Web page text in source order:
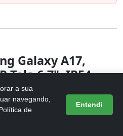
Galaxy A17,
Tela 6.7", IP54 -
a sua
navegando,
de
Entendi